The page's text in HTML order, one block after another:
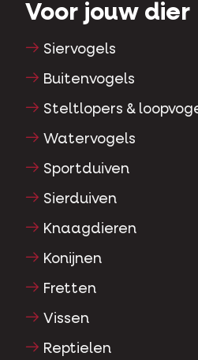
Voor jouw dier
Siervogels
Buitenvogels
Steltlopers &
Watervogels
Sportduiven
Sierduiven
Knaagdieren
Konijnen
Fretten
Vissen
Reptielen